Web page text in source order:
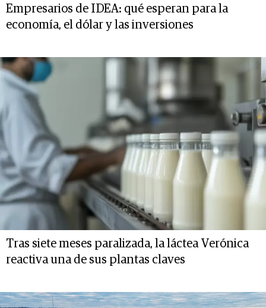
Empresarios de IDEA: qué esperan para la
economía, el dólar y las inversiones
Tras siete meses paralizada, la láctea Verónica
reactiva una de sus plantas claves